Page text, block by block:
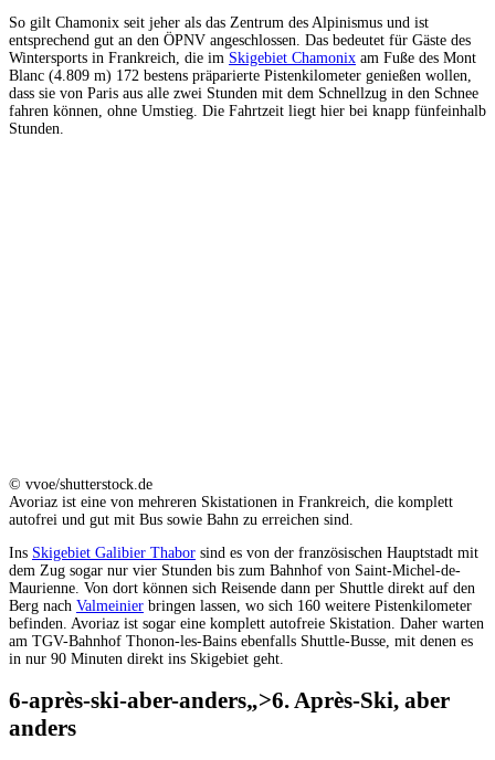
So gilt Chamonix seit jeher als das Zentrum des Alpinismus und ist
entsprechend gut an den ÖPNV angeschlossen. Das bedeutet für Gäste des
Wintersports in Frankreich, die im Skigebiet Chamonix am Fuße des Mont
Blanc (4.809 m) 172 bestens präparierte Pistenkilometer genießen wollen,
dass sie von Paris aus alle zwei Stunden mit dem Schnellzug in den Schnee
fahren können, ohne Umstieg. Die Fahrtzeit liegt hier bei knapp fünfeinhalb
Stunden.
© vvoe/shutterstock.de
Avoriaz ist eine von mehreren Skistationen in Frankreich, die komplett
autofrei und gut mit Bus sowie Bahn zu erreichen sind.
Ins Skigebiet Galibier Thabor sind es von der französischen Hauptstadt mit
dem Zug sogar nur vier Stunden bis zum Bahnhof von Saint-Michel-de-
Maurienne. Von dort können sich Reisende dann per Shuttle direkt auf den
Berg nach Valmeinier bringen lassen, wo sich 160 weitere Pistenkilometer
befinden. Avoriaz ist sogar eine komplett autofreie Skistation. Daher warten
am TGV-Bahnhof Thonon-les-Bains ebenfalls Shuttle-Busse, mit denen es
in nur 90 Minuten direkt ins Skigebiet geht.
6-après-ski-aber-anders„>6. Après-Ski, aber
anders